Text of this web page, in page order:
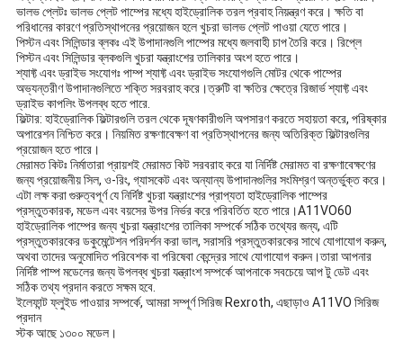
ভালভ প্লেটঃ ভালভ প্লেট পাম্পের মধ্যে হাইড্রোলিক তরল প্রবাহ নিয়ন্ত্রণ করে। ক্ষতি বা
পরিধানের কারণে প্রতিস্থাপনের প্রয়োজন হলে খুচরা ভালভ প্লেট পাওয়া যেতে পারে।
পিস্টন এবং সিলিন্ডার ব্লকঃ এই উপাদানগুলি পাম্পের মধ্যে জলবাহী চাপ তৈরি করে। রিপ্লে
পিস্টন এবং সিলিন্ডার ব্লকগুলি খুচরা যন্ত্রাংশের তালিকার অংশ হতে পারে।
শ্যাফ্ট এবং ড্রাইভ সংযোগঃ পাম্প শ্যাফ্ট এবং ড্রাইভ সংযোগগুলি মোটর থেকে পাম্পের
অভ্যন্তরীণ উপাদানগুলিতে শক্তি সরবরাহ করে।ত্রুটি বা ক্ষতির ক্ষেত্রে রিজার্ভ শ্যাফ্ট এবং
ড্রাইভ কাপলিং উপলব্ধ হতে পারে.
ফিল্টার: হাইড্রোলিক ফিল্টারগুলি তরল থেকে দূষণকারীগুলি অপসারণ করতে সহায়তা করে, পরিষ্কার
অপারেশন নিশ্চিত করে। নিয়মিত রক্ষণাবেক্ষণ বা প্রতিস্থাপনের জন্য অতিরিক্ত ফিল্টারগুলির
প্রয়োজন হতে পারে।
মেরামত কিটঃ নির্মাতারা প্রায়শই মেরামত কিট সরবরাহ করে যা নির্দিষ্ট মেরামত বা রক্ষণাবেক্ষণের
জন্য প্রয়োজনীয় সিল, ও-রিং, গ্যাসকেট এবং অন্যান্য উপাদানগুলির সংমিশ্রণ অন্তর্ভুক্ত করে।
এটা লক্ষ করা গুরুত্বপূর্ণ যে নির্দিষ্ট খুচরা যন্ত্রাংশের প্রাপ্যতা হাইড্রোলিক পাম্পের
প্রস্তুতকারক, মডেল এবং বয়সের উপর নির্ভর করে পরিবর্তিত হতে পারে।A11VO60
হাইড্রোলিক পাম্পের জন্য খুচরা যন্ত্রাংশের তালিকা সম্পর্কে সঠিক তথ্যের জন্য, এটি
প্রস্তুতকারকের ডকুমেন্টেশন পরিদর্শন করা ভাল, সরাসরি প্রস্তুতকারকের সাথে যোগাযোগ করুন,
অথবা তাদের অনুমোদিত পরিবেশক বা পরিষেবা কেন্দ্রের সাথে যোগাযোগ করুন।তারা আপনার
নির্দিষ্ট পাম্প মডেলের জন্য উপলব্ধ খুচরা যন্ত্রাংশ সম্পর্কে আপনাকে সবচেয়ে আপ টু ডেট এবং
সঠিক তথ্য প্রদান করতে সক্ষম হবে.
ইলেফান্ট ফ্লুইড পাওয়ার সম্পর্কে, আমরা সম্পূর্ণ সিরিজ Rexroth, এছাড়াও A11VO সিরিজ
প্রদান
স্টক আছে ১৩০০ মডেল।